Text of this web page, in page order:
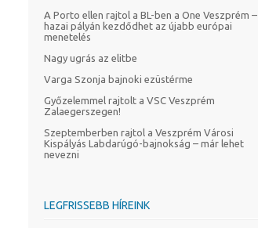
A Porto ellen rajtol a BL-ben a One Veszprém –
hazai pályán kezdődhet az újabb európai
menetelés
Nagy ugrás az elitbe
Varga Szonja bajnoki ezüstérme
Győzelemmel rajtolt a VSC Veszprém
Zalaegerszegen!
Szeptemberben rajtol a Veszprém Városi
Kispályás Labdarúgó-bajnokság – már lehet
nevezni
LEGFRISSEBB HÍREINK